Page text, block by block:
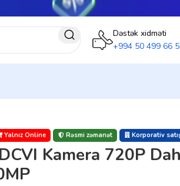
Dəstək xidməti
+994 50 499 66
Yalnız Online Rəsmi zəmanət Korporativ
Kamera 720P